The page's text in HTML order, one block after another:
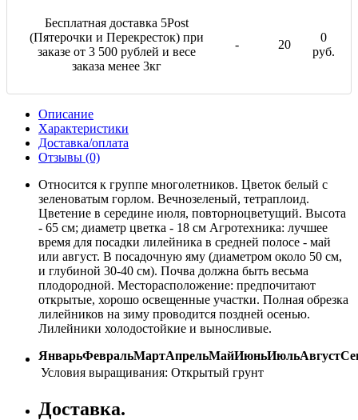
Бесплатная доставка 5Post
(Пятерочки и Перекресток) при
заказе от 3 500 рублей и весе
заказа менее 3кг
- 20
0
руб.
Описание
Характеристики
Доставка/оплата
Отзывы (0)
Относится к группе многолетников. Цветок белый с
зеленоватым горлом. Вечнозеленый, тетраплоид.
Цветение в середине июля, повторноцветущий. Высота
- 65 см; диаметр цветка - 18 см Агротехника: лучшее
время для посадки лилейника в средней полосе - май
или август. В посадочную яму (диаметром около 50 см,
и глубиной 30-40 см). Почва должна быть весьма
плодородной. Месторасположение: предпочитают
открытые, хорошо освещенные участки. Полная обрезка
лилейников на зиму проводится поздней осенью.
Лилейники холодостойкие и выносливые.
ЯнварьФевральМартАпрельМайИюньИюльАвгуст
Условия выращивания: Открытый грунт
Доставка.